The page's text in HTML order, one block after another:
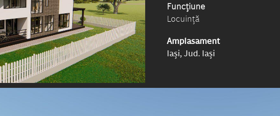
Funcțiune
Locuință
Amplasament
Iași, Jud. Iași